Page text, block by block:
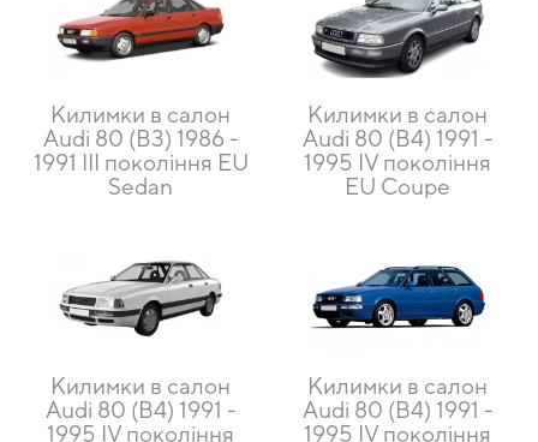
Килимки в салон
Audi 80 (B3) 1986 -
1991 III покоління EU
Sedan
Килимки в салон
Audi 80 (B4) 1991 -
1995 IV покоління
EU Coupe
Килимки в салон
Audi 80 (B4) 1991 -
1995 IV покоління
Килимки в салон
Audi 80 (B4) 1991 -
1995 IV покоління